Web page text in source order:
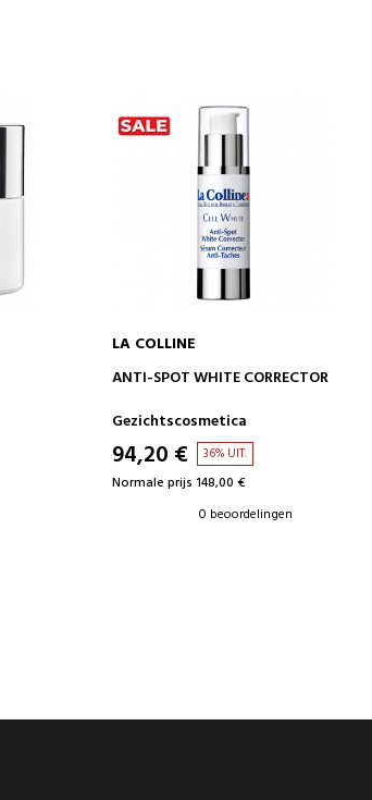
IN WINKELWAGEN
LA COLLINE
ANTI-SPOT WHITE CORRECTOR
Gezichtscosmetica
94,20 € 36% UIT.
Normale prijs 148,00 €
0 beoordelingen